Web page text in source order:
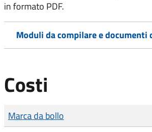
in formato PDF.
Moduli da compilare e documenti
Costi
Tipo di pagamento
Importo
Marca da bollo